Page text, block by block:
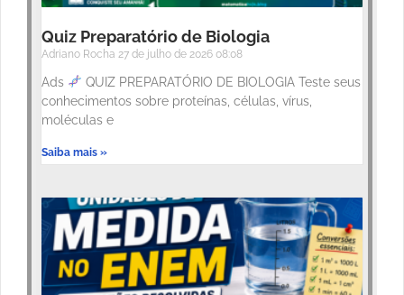
Quiz Preparatório de Biologia
Adriano Rocha 27 de julho de 2026 08:08
Ads
QUIZ PREPARATÓRIO DE BIOLOGIA Teste seus
conhecimentos sobre proteínas, células, vírus,
moléculas e
Saiba mais »